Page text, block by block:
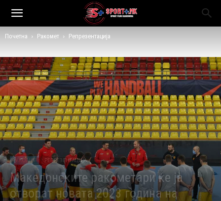
Почетна Ракомет Репрезентација
РАКОМЕТ РЕПРЕЗЕНТАЦИЈА
Македонските ракометари ќе ја
отворат новата 2023 година на